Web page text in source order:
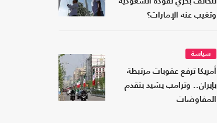
لتحالف بحري تقوده السعودية
وتغيب عنه الإمارات؟
سياسة
أمريكا ترفع عقوبات مرتبطة
بإيران.. وترامب يشيد بتقدم
المفاوضات